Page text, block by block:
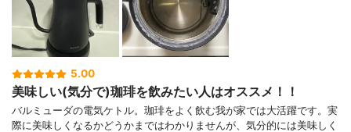
5.00
美味しい(気分で)珈琲を飲みたい人はオススメ！！
バルミューダの電気ケトル。珈琲をよく飲む我が家では大活躍です。実
際に美味しくなるかどうかまではわかりませんが、気分的には美味しく